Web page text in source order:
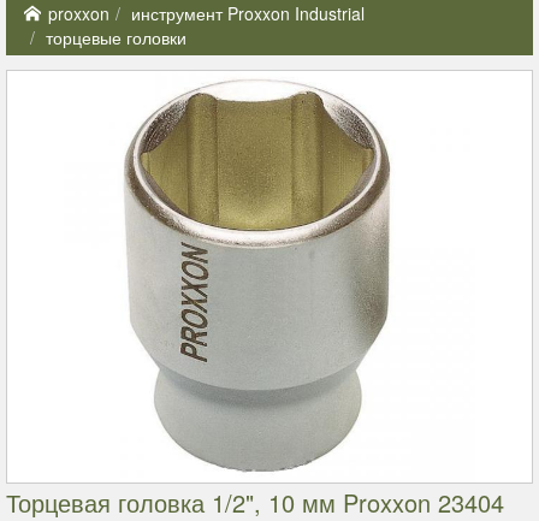
proxxon
инструмент Proxxon Industrial
торцевые головки
Торцевая головка 1/2", 10 мм Proxxon 23404